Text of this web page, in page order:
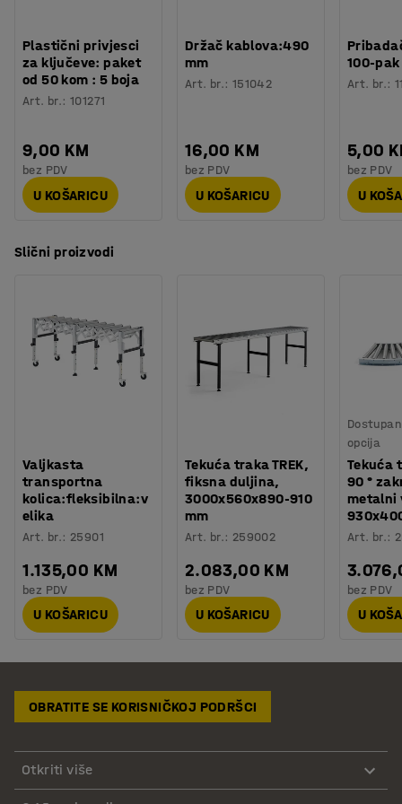
Plastični privjesci
za ključeve: paket
od 50 kom : 5 boja
Art. br.:101271
9,00 KM
bez PDV
U KOŠARICU
Držač kablova:490
mm
Art. br.: 151042
16,00 KM
bez PDV
U KOŠARICU
100-pak
Art. br.:
5,00
bez PDV
U
Slični proizvodi
Valjkasta
transportna
kolica:fleksibilna:v
elika
Art. br.: 25901
1.135,00 KM
bez PDV
U KOŠARICU
Tekuća traka TREK,
fiksna duljina,
3000x560x890-910
mm
Art. br.: 259002
2.083,00 KM
bez PDV
U KOŠARICU
opcija
Tekuća
90 °
metalni
Art. br.:
bez PDV
U
OBRATITE SE KORISNIČKOJ PODRŠCI
Otkriti više